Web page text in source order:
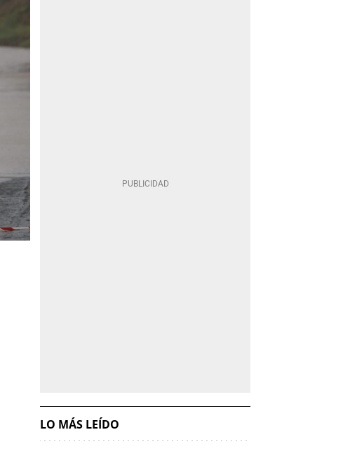
LO MÁS LEÍDO